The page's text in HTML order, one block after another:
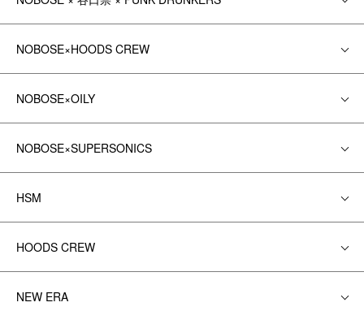
NOBOSE×HOODS CREW
NOBOSE×OILY
NOBOSE×SUPERSONICS
HSM
HOODS CREW
NEW ERA